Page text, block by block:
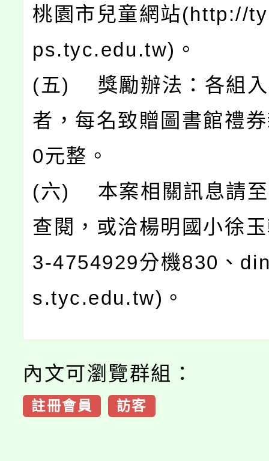
桃園市兒童網站(http://
ps.tyc.edu.tw)。
(五) 獎勵辦法：各組入
者，每名致贈圖書館禮
0元整。
(六) 本案相關訊息請至
查閱，或洽楊明國小徐
3-4754929分機830、
s.tyc.edu.tw)。
內文可瀏覽群組：
註冊會員 訪客